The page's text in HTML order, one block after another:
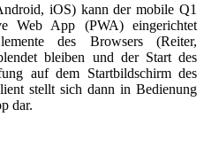
iOS) kann der mobile Q1
Web App (PWA) eingerichtet
des Browsers (Reiter,
bleiben und der Start des
auf dem Startbildschirm des
stellt sich dann in Bedienung
dar.